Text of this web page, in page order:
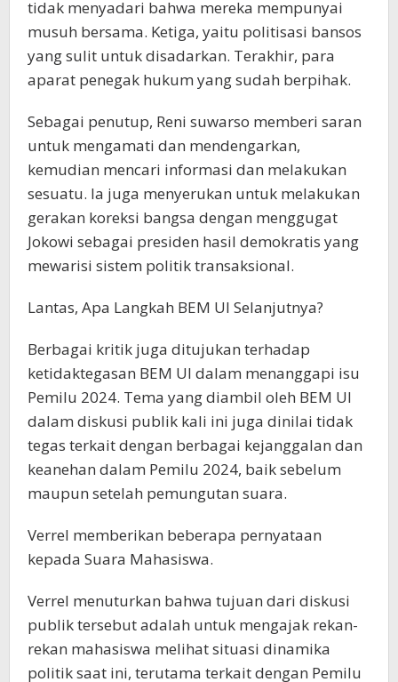
tidak menyadari bahwa mereka mempunyai
musuh bersama. Ketiga, yaitu politisasi bansos
yang sulit untuk disadarkan. Terakhir, para
aparat penegak hukum yang sudah berpihak.
Sebagai penutup, Reni suwarso memberi saran
untuk mengamati dan mendengarkan,
kemudian mencari informasi dan melakukan
sesuatu. Ia juga menyerukan untuk melakukan
gerakan koreksi bangsa dengan menggugat
Jokowi sebagai presiden hasil demokratis yang
mewarisi sistem politik transaksional.
Lantas, Apa Langkah BEM UI Selanjutnya?
Berbagai kritik juga ditujukan terhadap
ketidaktegasan BEM UI dalam menanggapi isu
Pemilu 2024. Tema yang diambil oleh BEM UI
dalam diskusi publik kali ini juga dinilai tidak
tegas terkait dengan berbagai kejanggalan dan
keanehan dalam Pemilu 2024, baik sebelum
maupun setelah pemungutan suara.
Verrel memberikan beberapa pernyataan
kepada Suara Mahasiswa.
Verrel menuturkan bahwa tujuan dari diskusi
publik tersebut adalah untuk mengajak rekan-
rekan mahasiswa melihat situasi dinamika
politik saat ini, terutama terkait dengan Pemilu